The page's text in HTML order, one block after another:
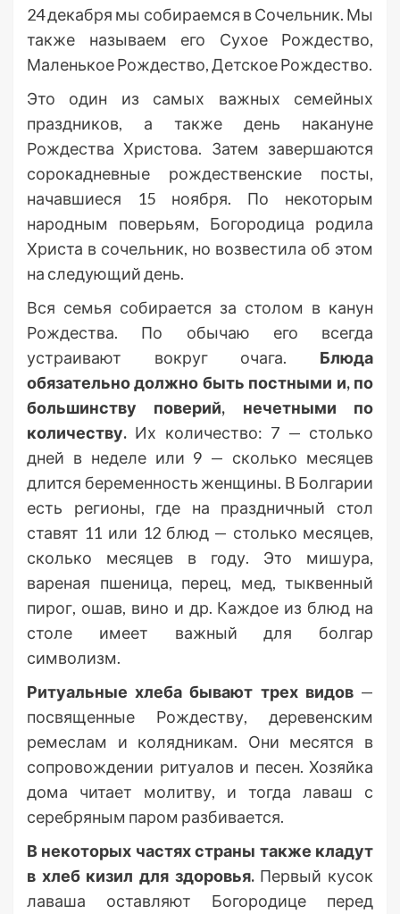
24 декабря мы собираемся в Сочельник. Мы
также называем его Сухое Рождество,
Маленькое Рождество, Детское Рождество.
Это один из самых важных семейных
праздников, а также день накануне
Рождества Христова. Затем завершаются
сорокадневные рождественские посты,
начавшиеся 15 ноября. По некоторым
народным поверьям, Богородица родила
Христа в сочельник, но возвестила об этом
на следующий день.
Вся семья собирается за столом в канун
Рождества. По обычаю его всегда
устраивают вокруг очага. Блюда
обязательно должно быть постными и, по
большинству поверий, нечетными по
количеству. Их количество: 7 — столько
дней в неделе или 9 — сколько месяцев
длится беременность женщины. В Болгарии
есть регионы, где на праздничный стол
ставят 11 или 12 блюд — столько месяцев,
сколько месяцев в году. Это мишура,
вареная пшеница, перец, мед, тыквенный
пирог, ошав, вино и др. Каждое из блюд на
столе имеет важный для болгар
символизм.
Ритуальные хлеба бывают трех видов—
посвященные Рождеству, деревенским
ремеслам и колядникам. Они месятся в
сопровождении ритуалов и песен. Хозяйка
дома читает молитву, и тогда лаваш с
серебряным паром разбивается.
В некоторых частях страны также кладут
в хлеб кизил для здоровья. Первый кусок
лаваша оставляют Богородице перед